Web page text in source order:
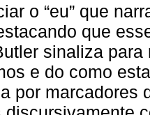
o “eu” que
que
sinaliza
e do como
por marcadores